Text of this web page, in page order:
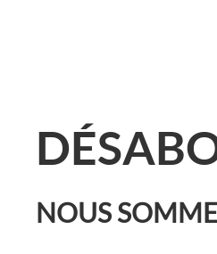
NOUS